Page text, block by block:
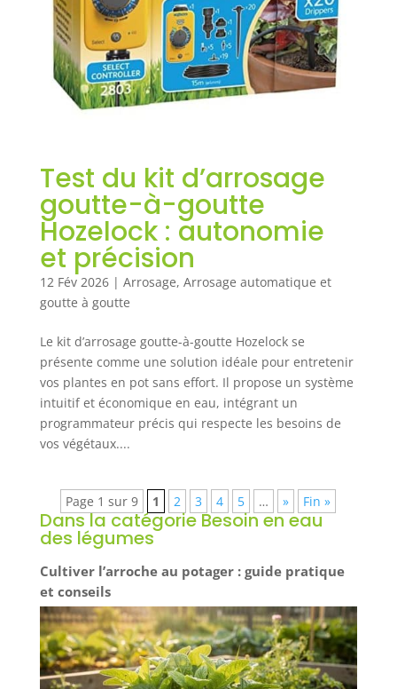
Test du kit d’arrosage
goutte-à-goutte
Hozelock : autonomie
et précision
12 Fév 2026| Arrosage, Arrosage automatique et
goutte à goutte
Le kit d’arrosage goutte-à-goutte Hozelock se
présente comme une solution idéale pour entretenir
vos plantes en pot sans effort. Il propose un système
intuitif et économique en eau, intégrant un
programmateur précis qui respecte les besoins de
vos végétaux....
Page 1 sur 9 1 2 3 4 5 … » Fin »
Dans la catégorie Besoin en eau
des légumes
Cultiver l’arroche au potager : guide pratique
et conseils